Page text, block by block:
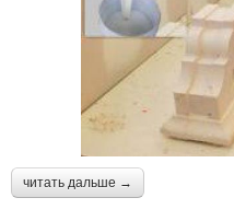
читать дальше →